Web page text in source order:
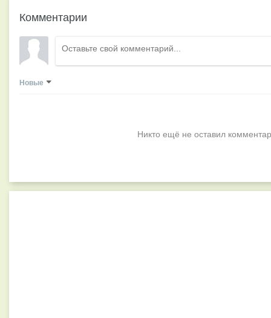
Комментарии
Новые
Никто ещё не оставил